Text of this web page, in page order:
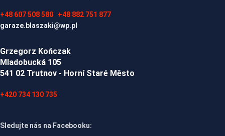
+48 607 508 580
+48 882 751 877
garaze.blaszaki@wp.pl
Grzegorz Kończak
Mladobucká 105
541 02 Trutnov - Horní Staré Město
+420 734 130 735
Sledujte nás na Facebooku: